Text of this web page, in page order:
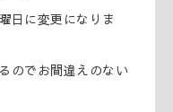
日に変更になりま
のでお間違えのない